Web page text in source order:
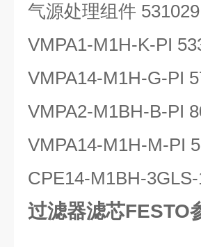
气源处理组件
VMPA1-M1H-K-PI
VMPA14-M1H-G-PI
VMPA2-M1BH-B-PI
VMPA14-M1H-M-PI
CPE14-M1BH-
过滤器滤芯FESTO